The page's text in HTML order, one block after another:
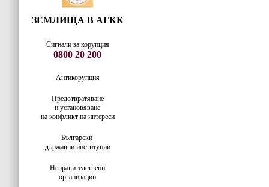
ЗЕМЛИЩА В АГКК
Сигнали за корупция
0800 20 200
Антикорупция
Предотвратяване
и установяване
на конфликт на интереси
Български
държавни институции
Неправителствени
организации